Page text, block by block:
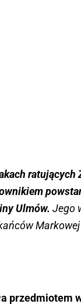
ratujących
Ulmów. Jego
Markowej
przedmiotem